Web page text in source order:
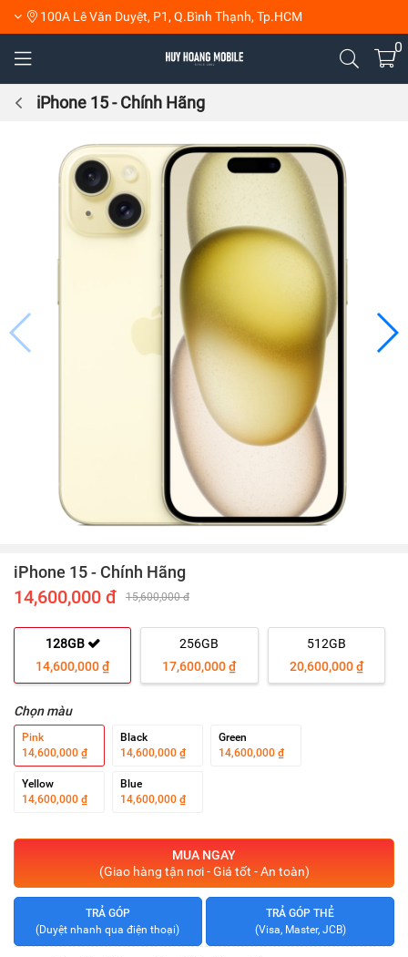
100A Lê Văn Duyệt, P1, Q.Bình Thạnh, Tp.HCM
0
iPhone 15 - Chính Hãng
iPhone 15 - Chính Hãng
14,600,000 đ 15,600,000 đ
128GB
14,600,000 ₫
256GB
17,600,000 ₫
512GB
20,600,000 ₫
Chọn màu
Pink
14,600,000 ₫
Black
14,600,000 ₫
Green
14,600,000 ₫
Yellow
14,600,000 ₫
Blue
14,600,000 ₫
MUA NGAY
(Giao hàng tận nơi - Giá tốt - An toàn)
TRẢ GÓP
(Duyệt nhanh qua điện thoại)
TRẢ GÓP THẺ
(Visa, Master, JCB)